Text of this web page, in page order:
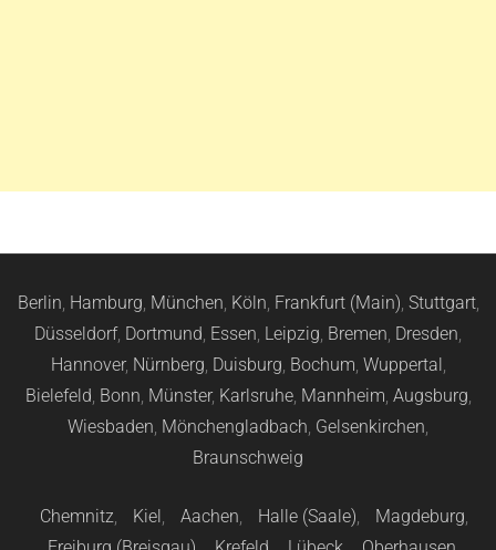
Berlin, Hamburg, München, Köln, Frankfurt (Main), Stuttgart,
Düsseldorf, Dortmund, Essen, Leipzig, Bremen, Dresden,
Hannover, Nürnberg, Duisburg, Bochum, Wuppertal,
Bielefeld, Bonn, Münster, Karlsruhe, Mannheim, Augsburg,
Wiesbaden, Mönchengladbach, Gelsenkirchen,
Braunschweig
Chemnitz, Kiel, Aachen, Halle (Saale), Magdeburg,